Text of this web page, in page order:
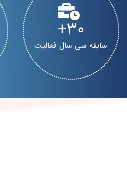
30
سابقه سی سال فعالیت